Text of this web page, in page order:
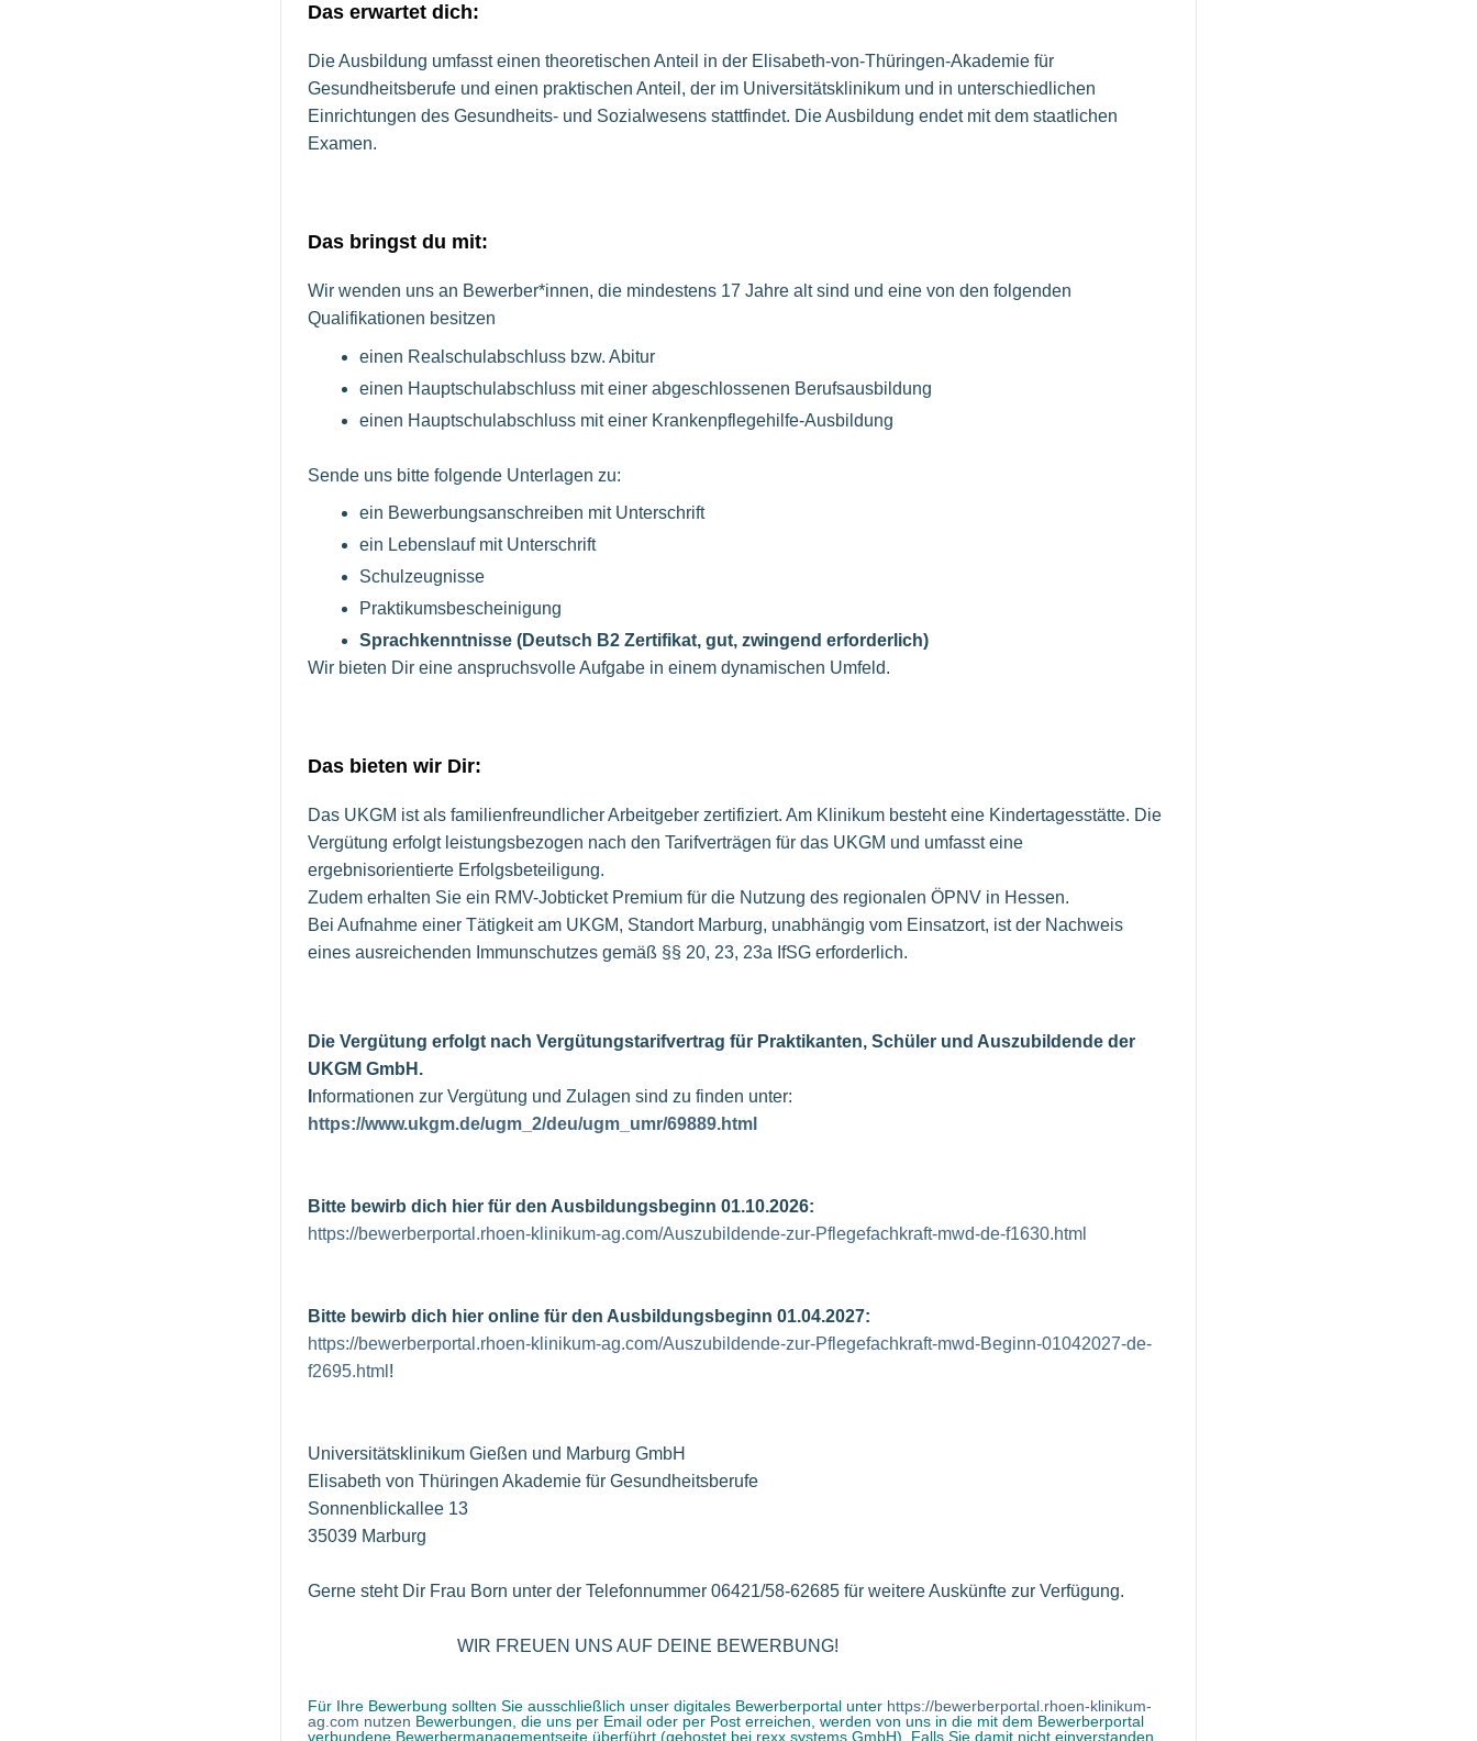
Das erwartet dich:
Die Ausbildung umfasst einen theoretischen Anteil in der Elisabeth-von-Thüringen-Akademie für
Gesundheitsberufe und einen praktischen Anteil, der im Universitätsklinikum und in unterschiedlichen
Einrichtungen des Gesundheits- und Sozialwesens stattfindet. Die Ausbildung endet mit dem staatlichen
Examen.
Das bringst du mit:
Wir wenden uns an Bewerber*innen, die mindestens 17 Jahre alt sind und eine von den folgenden
Qualifikationen besitzen
einen Realschulabschluss bzw. Abitur
einen Hauptschulabschluss mit einer abgeschlossenen Berufsausbildung
einen Hauptschulabschluss mit einer Krankenpflegehilfe-Ausbildung
Sende uns bitte folgende Unterlagen zu:
ein Bewerbungsanschreiben mit Unterschrift
ein Lebenslauf mit Unterschrift
Schulzeugnisse
Praktikumsbescheinigung
Sprachkenntnisse (Deutsch B2 Zertifikat, gut, zwingend erforderlich)
Wir bieten Dir eine anspruchsvolle Aufgabe in einem dynamischen Umfeld.
Das bieten wir Dir:
Das UKGM ist als familienfreundlicher Arbeitgeber zertifiziert. Am Klinikum besteht eine Kindertagesstätte. Die
Vergütung erfolgt leistungsbezogen nach den Tarifverträgen für das UKGM und umfasst eine
ergebnisorientierte Erfolgsbeteiligung.
Zudem erhalten Sie ein RMV-Jobticket Premium für die Nutzung des regionalen ÖPNV in Hessen.
Bei Aufnahme einer Tätigkeit am UKGM, Standort Marburg, unabhängig vom Einsatzort, ist der Nachweis
eines ausreichenden Immunschutzes gemäß §§ 20, 23, 23a IfSG erforderlich.
Die Vergütung erfolgt nach Vergütungstarifvertrag für Praktikanten, Schüler und Auszubildende der
UKGM GmbH.
nformationen zur Vergütung und Zulagen sind zu finden unter:
https://www.ukgm.de/ugm_2/deu/ugm_umr/69889.html
Bitte bewirb dich hier für den Ausbildungsbeginn 01.10.2026:
https://bewerberportal.rhoen-klinikum-ag.com/Auszubildende-zur-Pflegefachkraft-mwd-de-f1630.html
Bitte bewirb dich hier online für den Ausbildungsbeginn 01.04.2027:
https://bewerberportal.rhoen-klinikum-ag.com/Auszubildende-zur-Pflegefachkraft-mwd-Beginn-01042027-de-
f2695.html !
Universitätsklinikum Gießen und Marburg GmbH
Elisabeth von Thüringen Akademie für Gesundheitsberufe
Sonnenblickallee 13
35039 Marburg
Gerne steht Dir Frau Born unter der Telefonnummer 06421/58-62685 für weitere Auskünfte zur Verfügung.
WIR FREUEN UNS AUF DEINE BEWERBUNG!
Für Ihre Bewerbung sollten Sie ausschließlich unser digitales Bewerberportal unter https://bewerberportal.rhoen-klinikum-
ag.com nutzen Bewerbungen, die uns per Email oder per Post erreichen, werden von uns in die mit dem Bewerberportal
verbundene Bewerbermanagementseite überführt (gehostet bei rexx systems GmbH). Falls Sie damit nicht einverstanden